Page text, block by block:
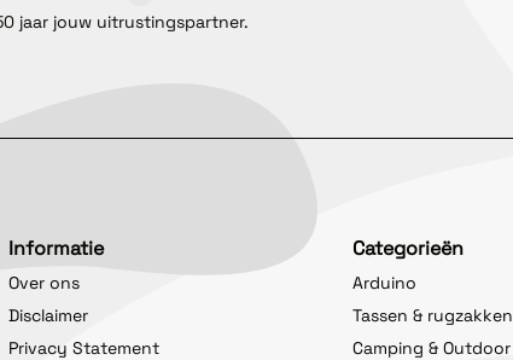
jaar jouw uitrustingspartner.
Informatie
Over ons
Disclaimer
Privacy Statement
Categorieën
Arduino
Tassen & rugzakken
Camping & Outdoor